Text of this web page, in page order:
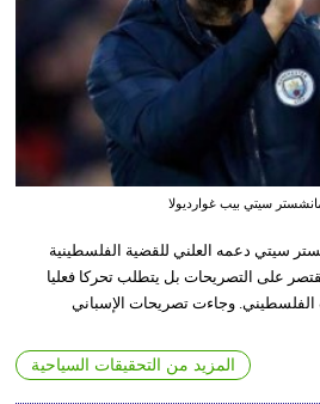
سيتي بيب غوارديولا
سيتي دعمه العلني للقضية الفلسطينية
على التصريحات بل يتطلب تحركا فعليا
الفلسطيني. وجاءت تصريحات الإسباني
المزيد من التحقيقات السياحية